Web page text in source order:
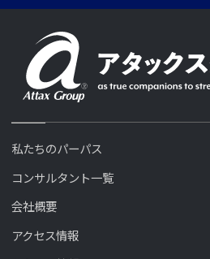
私たちのパーパス
コンサルタント一覧
会社概要
アクセス情報